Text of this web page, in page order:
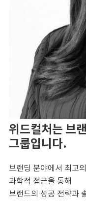
위드컬처는 브
그룹입니다.
브랜딩 분야에서 최고
과학적 접근을 통해
브랜드의 성공 전략과